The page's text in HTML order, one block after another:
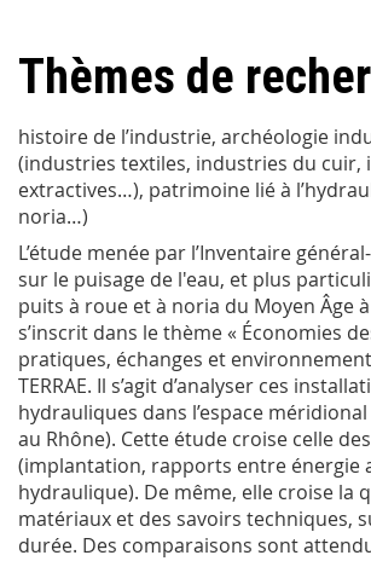
Thèmes de
histoire de l’industrie, archéologie
(industries textiles, industries du cuir,
extractives…), patrimoine lié à
noria…)
L’étude menée par l’Inventaire
sur le puisage de l'eau, et plus
puits à roue et à noria du Moyen Âge
s’inscrit dans le thème « Économies
pratiques, échanges et
TERRAE. Il s’agit d’analyser ces
hydrauliques dans l’espace
au Rhône). Cette étude croise celle
(implantation, rapports entre énergie
hydraulique). De même, elle croise la
matériaux et des savoirs techniques,
durée. Des comparaisons sont